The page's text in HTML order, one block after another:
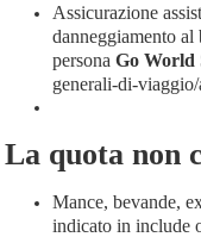
Assicurazione
danneggiamento
personaGo World
generali-di-
La quota non
Mance, bevande,
indicato in include